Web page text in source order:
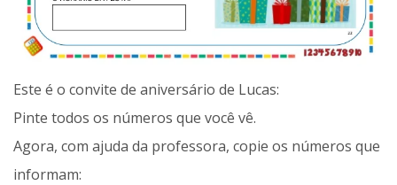
Este é o convite de aniversário de Lucas:
Pinte todos os números que você vê.
Agora, com ajuda da professora, copie os números que
informam: